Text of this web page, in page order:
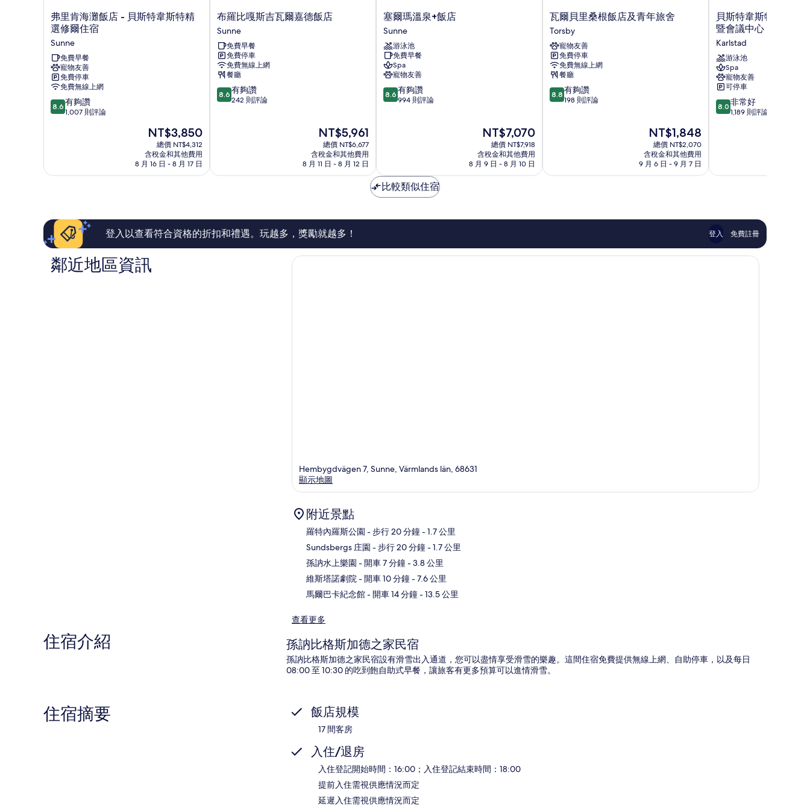
弗
里
肯
海
灘
飯
店
-
貝
斯
選
宿
Sunne
弗里肯海灘飯店 - 貝斯特韋斯特精
選修爾住宿
Sunne
免費早餐
寵物友善
免費停車
免費無線上網
8.6
分，
夠
評
8.6 有夠讚
1,007 則評論
現
價
格
為
NT$3,850
總價 NT$4,312
含稅金和其他費用
8 月 16 日 - 8 月 17 日
布
羅
比
嘎
斯
吉
瓦
爾
嘉
布羅比嘎斯吉瓦爾嘉德飯店
Sunne
免費早餐
免費停車
免費無線上網
餐廳
8.6
分，
讚，
論
8.6 有夠讚
242 則評論
現
在
價
格
為
NT$5,961
總價 NT$6,677
含稅金和其他費用
8 月 11 日 - 8 月 12 日
塞
爾
瑪
溫
泉
+飯
店
Sunne
塞爾瑪溫泉+飯店
Sunne
游泳池
免費早餐
Spa
寵物友善
8.6
分，
讚，
994
則
論
8.6 有夠讚
994 則評論
現
價
格
為
NT$7,070
總價 NT$7,918
含稅金和其他費用
8 月 9 日 - 8 月 10 日
瓦
爾
貝
里
桑
根
飯
店
及
瓦爾貝里桑根飯店及青年旅舍
Torsby
寵物友善
免費停車
免費無線上網
餐廳
8.8
分，
讚，
論
8.8 有夠讚
198 則評論
現
在
價
格
為
NT$1,848
總價 NT$2,070
含稅金和其他費用
9 月 6 日 - 9 月 7 日
貝
斯
特
韋
斯
特
古
斯
塔
夫
暨
心
Karlstad
貝斯特韋斯特古斯塔
暨會議中心
Karlstad
游泳池
Spa
寵物友善
可停車
8.0
分，
常
評
論
8.0 非常好
1,189 則評論
比較類似住宿
登入以查看符合資格的折扣和禮遇。玩越多，獎勵就越多！ 登入 免費註冊
鄰近地區資訊
Hembygdvägen 7, Sunne, Värmlands län, 68631
顯示地圖
附近景點
羅特內羅斯公園 - 步行 20 分鐘- 1.7 公里
Sundsbergs 庄園 - 步行 20 分鐘- 1.7 公里
孫訥水上樂園 - 開車 7 分鐘- 3.8 公里
維斯塔諾劇院 - 開車 10 分鐘- 7.6 公里
馬爾巴卡紀念館- 開車 14 分鐘- 13.5 公里
查看更多
住宿介紹 孫訥比格斯加德之家民宿
孫訥比格斯加德之家民宿設有滑雪出入通道，您可以盡情享受滑雪的樂趣。這間住宿免費提供無線上網、自助停車，以及每日
08:00 至 10:30 的吃到飽自助式早餐，讓旅客有更多預算可以進情滑雪。
住宿摘要 飯店規模
17 間客房
入住/退房
入住登記開始時間：16:00；入住登記結束時間：18:00
提前入住需視供應情況而定
延遲入住需視供應情況而定